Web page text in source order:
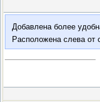
Добавлена более
Расположена слева от